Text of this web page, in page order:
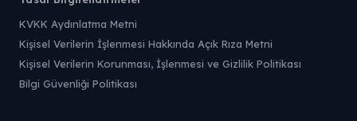
KVKK Aydınlatma Metni
Kişisel Verilerin İşlenmesi Hakkında Açık Rıza Metni
Kişisel Verilerin Korunması, İşlenmesi ve Gizlilik Politikası
Bilgi Güvenliği Politikası